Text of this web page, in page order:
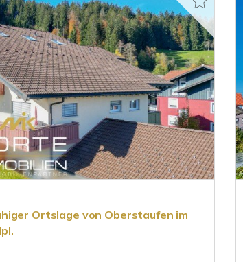
Ortslage von Oberstaufen im